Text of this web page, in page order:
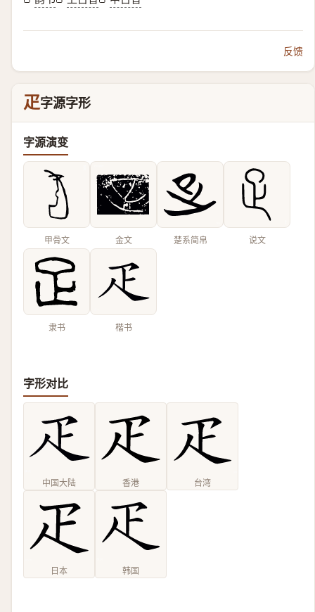
反馈
疋字源字形
字源演变
甲骨文 金文 楚系简帛 说文
隶书 楷书
字形对比
中国大陆 香港 台湾
日本 韩国